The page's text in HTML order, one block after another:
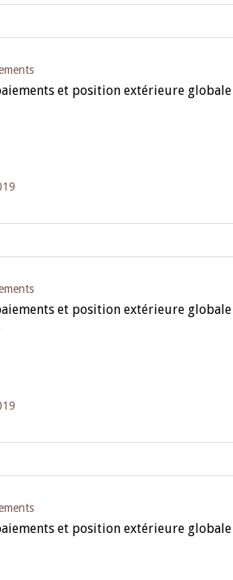
et position extérieure
et position extérieure
et position extérieure